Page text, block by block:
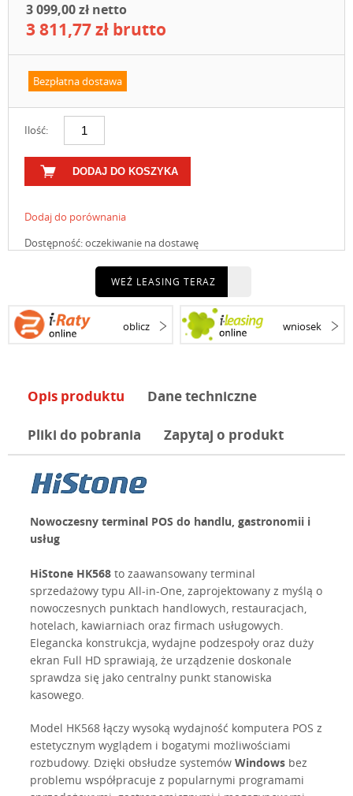
3 099,00 zł netto
3 811,77 zł brutto
Bezpłatna dostawa
Ilość:
DODAJ DO KOSZYKA
Dodaj do porównania
Dostępność:oczekiwanie na dostawę
WEŹ LEASING TERAZ
oblicz wniosek
Opis produktu Dane techniczne
Pliki do pobrania Zapytaj o produkt
Nowoczesny terminal POS do handlu, gastronomii i
usług
HiStone HK568 to zaawansowany terminal
sprzedażowy typu All-in-One, zaprojektowany z myślą o
nowoczesnych punktach handlowych, restauracjach,
hotelach, kawiarniach oraz firmach usługowych.
Elegancka konstrukcja, wydajne podzespoły oraz duży
ekran Full HD sprawiają, że urządzenie doskonale
sprawdza się jako centralny punkt stanowiska
kasowego.
Model HK568 łączy wysoką wydajność komputera POS z
estetycznym wyglądem i bogatymi możliwościami
rozbudowy. Dzięki obsłudze systemów Windows bez
problemu współpracuje z popularnymi programami